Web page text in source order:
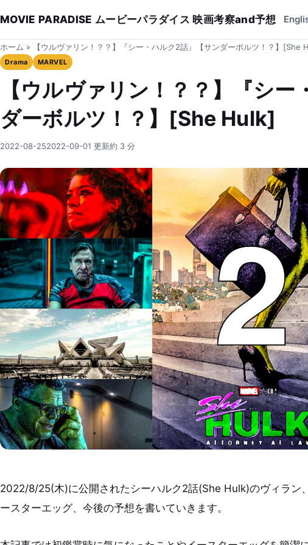
MOVIE PARADISE ムービーパラダイス 映画考察and予想
ホーム » 【ウルヴァリン！？？】『シー・ハルク2話』【サンダーボルツ！？】[She
Drama MARVEL
【ウルヴァリン！？？】『シ
ダーボルツ！？】[She Hulk]
2022-08-252022-09-01 更新約 3 分
2022/8/25(木)に公開されたシーハルク2話(She Hulk)のヴィラン
ースターエッグ、今後の予想を書いていきます。